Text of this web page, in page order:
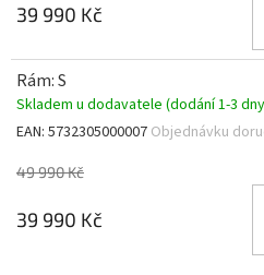
39 990 Kč
Rám: S
Skladem u dodavatele (dodání 1-3
EAN: 5732305000007 Objednávku
49 990 Kč
39 990 Kč